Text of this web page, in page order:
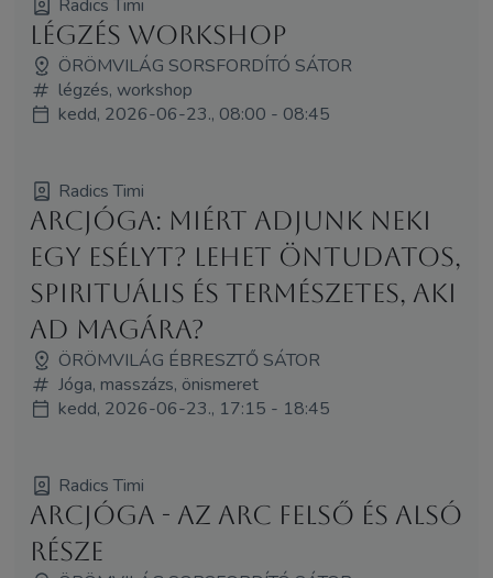
Radics Timi
Légzés workshop
ÖRÖMVILÁG SORSFORDÍTÓ SÁTOR
légzés, workshop
kedd, 2026-06-23., 08:00 - 08:45
Radics Timi
Arcjóga: miért adjunk neki
egy esélyt? Lehet öntudatos,
spirituális és természetes, aki
ad magára?
ÖRÖMVILÁG ÉBRESZTŐ SÁTOR
Jóga, masszázs, önismeret
kedd, 2026-06-23., 17:15 - 18:45
Radics Timi
Arcjóga - az arc felső és alsó
része